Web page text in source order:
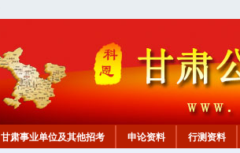
甘肃事业单位及其他招考 申论资料
行测资料